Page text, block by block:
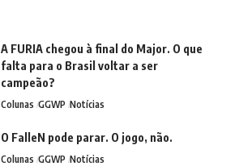
A FURIA chegou à final do Major. O que
falta para o Brasil voltar a ser
campeão?
Colunas GGWP Notícias
O FalleN pode parar. O jogo, não.
Colunas GGWP Notícias